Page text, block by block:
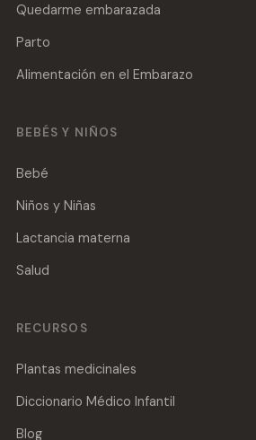
Quedarme embarazada
Parto
Alimentación en el Embarazo
BEBÉS Y NIÑOS
Bebé
Niños y Niñas
Lactancia materna
Salud
RECURSOS
Plantas medicinales
Diccionario Médico Infantil
Blog